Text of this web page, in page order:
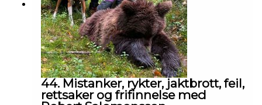
44. Mistanker, rykter, jaktbrott, feil,
rettsaker og frifinnelse med